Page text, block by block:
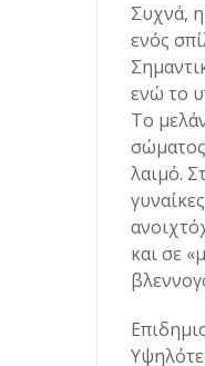
Συχνά,
ενός
ενώ το
Το
λαιμό.
και σε